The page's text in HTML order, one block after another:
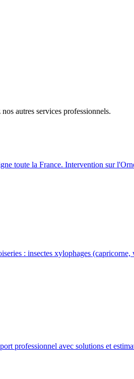
autres services professionnels.
toute la France. Intervention sur l'
: insectes xylophages
professionnel avec solutions et